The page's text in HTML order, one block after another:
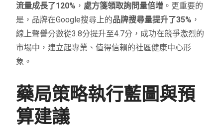
流量成長了120% ， 處方箋領取詢問量倍增 。更重要的
是，品牌在Google搜尋上的品牌搜尋量提升了35% ，
線上聲譽分數從3.8分提升至4.7分，成功在競爭激烈的
市場中，建立起專業、值得信賴的社區健康中心形
象。
藥局策略執行藍圖與預
算建議